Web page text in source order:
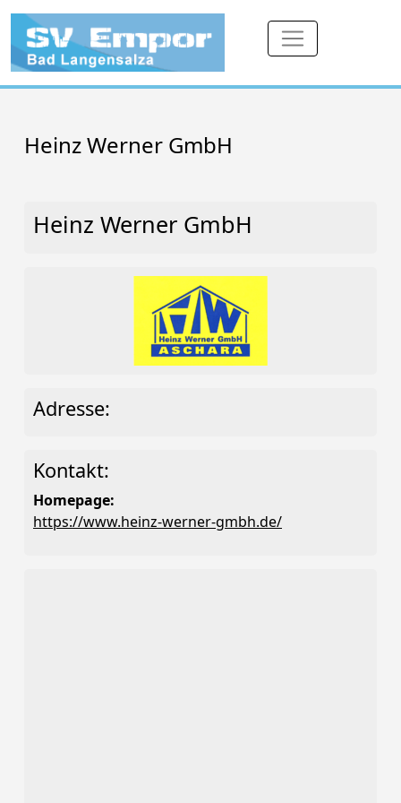
Heinz Werner GmbH
Heinz Werner GmbH
Adresse:
Kontakt:
Homepage:
https://www.heinz-werner-gmbh.de/